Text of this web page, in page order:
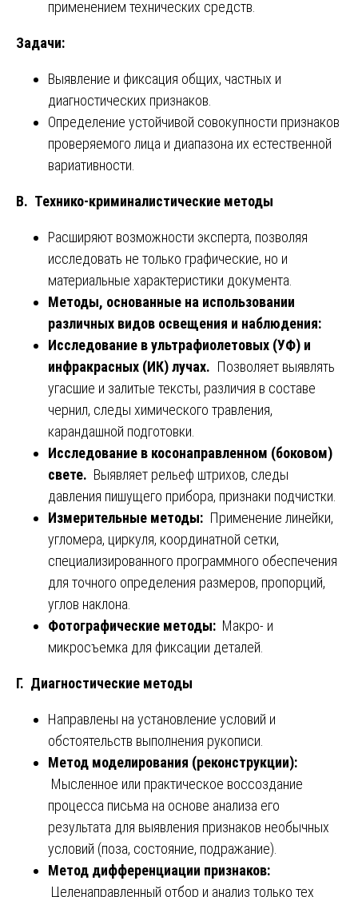
применением технических средств.
Задачи:
Выявление и фиксация общих, частных и
диагностических признаков.
Определение устойчивой совокупности признаков
проверяемого лица и диапазона их естественной
вариативности.
В. Технико-криминалистические методы
Расширяют возможности эксперта, позволяя
исследовать не только графические, но и
материальные характеристики документа.
Методы, основанные на использовании
различных видов освещения и наблюдения:
Исследование в ультрафиолетовых (УФ) и
инфракрасных (ИК) лучах. Позволяет выявлять
угасшие и залитые тексты, различия в составе
чернил, следы химического травления,
карандашной подготовки.
Исследование в косонаправленном (боковом)
свете. Выявляет рельеф штрихов, следы
давления пишущего прибора, признаки подчистки.
Измерительные методы: Применение линейки,
угломера, циркуля, координатной сетки,
специализированного программного обеспечения
для точного определения размеров, пропорций,
углов наклона.
Фотографические методы: Макро- и
микросъемка для фиксации деталей.
Г. Диагностические методы
Направлены на установление условий и
обстоятельств выполнения рукописи.
Метод моделирования (реконструкции):
Мысленное или практическое воссоздание
процесса письма на основе анализа его
результата для выявления признаков необычных
условий (поза, состояние, подражание).
Метод дифференциации признаков:
Целенаправленный отбор и анализ только тех